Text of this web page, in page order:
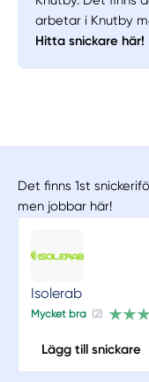
arbetar i Knutby
Hitta snickare här!
Det finns 1st
men jobbar här!
Isolerab
Mycket bra (2)
Lägg till snickare